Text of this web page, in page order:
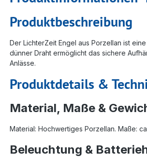
Produktbeschreibung
Der LichterZeit Engel aus Porzellan ist
dünner Draht ermöglicht das sichere
Anlässe.
Produktdetails &
Material, Maße &
Material: Hochwertiges Porzellan. Maße:
Beleuchtung &